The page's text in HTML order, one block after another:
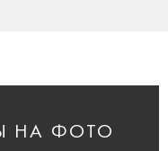
НА ФОТО